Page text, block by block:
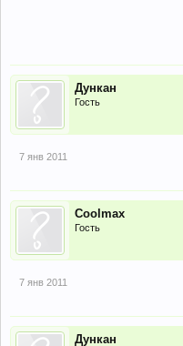
Дункан
Гость
7 янв 2011
Coolmax
Гость
7 янв 2011
Дункан